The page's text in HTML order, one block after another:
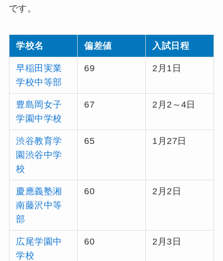
です。
学校名 偏差値 入試日程
早稲田実業
学校中等部
69 2月1日
豊島岡女子
学園中学校
67 2月2～4日
渋谷教育学
園渋谷中学
校
65 1月27日
慶應義塾湘
南藤沢中等
部
60 2月2日
広尾学園中
学校
60 2月3日